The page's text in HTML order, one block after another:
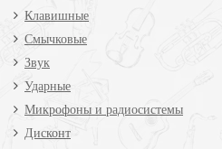
Клавишные
Смычковые
Звук
Ударные
Микрофоны и радиосистемы
Дисконт